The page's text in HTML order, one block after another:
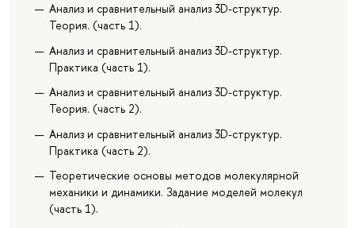
Анализ и сравнительный анализ 3D-структур.
Теория. (часть 1).
Анализ и сравнительный анализ 3D-структур.
Практика (часть 1).
Анализ и сравнительный анализ 3D-структур.
Теория. (часть 2).
Анализ и сравнительный анализ 3D-структур.
Практика (часть 2).
Теоретические основы методов молекулярной
механики и динамики. Задание моделей молекул
(часть 1).